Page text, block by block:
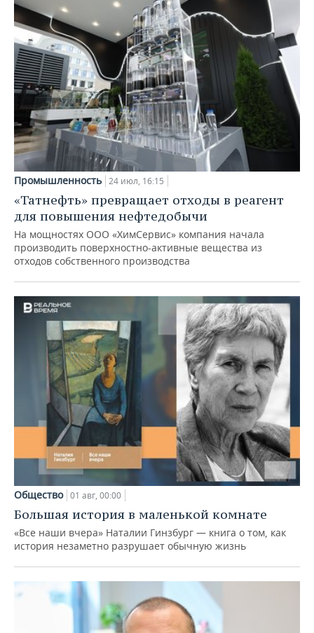
Промышленность 24 июл, 16:15
«Татнефть» превращает отходы в реагент
для повышения нефтедобычи
На мощностях ООО «ХимСервис» компания начала
производить поверхностно-активные вещества из
отходов собственного производства
Общество 01 авг, 00:00
Большая история в маленькой комнате
«Все наши вчера» Наталии Гинзбург — книга о том, как
история незаметно разрушает обычную жизнь